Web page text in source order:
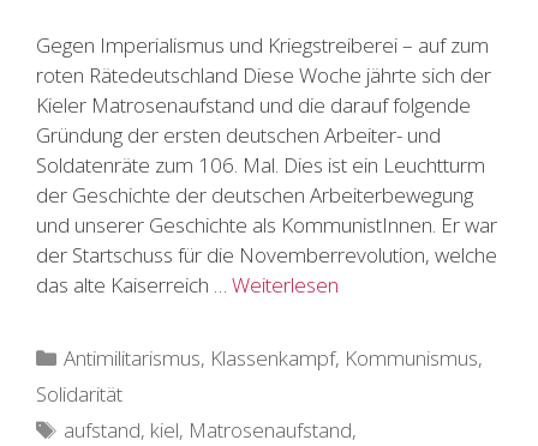
Gegen Imperialismus und Kriegstreiberei – auf zum
roten Rätedeutschland Diese Woche jährte sich der
Kieler Matrosenaufstand und die darauf folgende
Gründung der ersten deutschen Arbeiter- und
Soldatenräte zum 106. Mal. Dies ist ein Leuchtturm
der Geschichte der deutschen Arbeiterbewegung
und unserer Geschichte als KommunistInnen. Er war
der Startschuss für die Novemberrevolution, welche
das alte Kaiserreich … Weiterlesen
Kategorien
Antimilitarismus, Klassenkampf, Kommunismus,
Solidarität
Schlagwörter
aufstand, kiel, Matrosenaufstand,